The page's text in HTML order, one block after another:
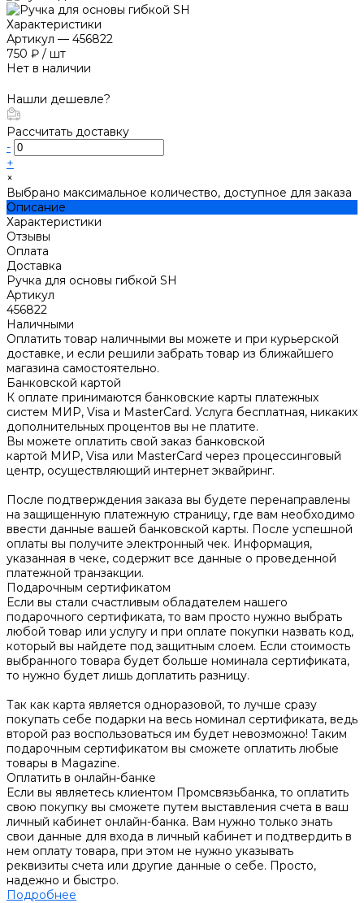
Характеристики
Артикул — 456822
750 ₽ / шт
Нет в наличии
Нашли дешевле?
Рассчитать доставку
-
+
×
Выбрано максимальное количество, доступное для заказа
Описание
Характеристики
Отзывы
Оплата
Доставка
Ручка для основы гибкой SH
Артикул
456822
Наличными
Оплатить товар наличными вы можете и при курьерской
доставке, и если решили забрать товар из ближайшего
магазина самостоятельно.
Банковской картой
К оплате принимаются банковские карты платежных
систем МИР, Visa и MasterCard. Услуга бесплатная, никаких
дополнительных процентов вы не платите.
Вы можете оплатить свой заказ банковской
картой МИР, Visa или MasterCard через процессинговый
центр, осуществляющий интернет эквайринг.
После подтверждения заказа вы будете перенаправлены
на защищенную платежную страницу, где вам необходимо
ввести данные вашей банковской карты. После успешной
оплаты вы получите электронный чек. Информация,
указанная в чеке, содержит все данные о проведенной
платежной транзакции.
Подарочным сертификатом
Если вы стали счастливым обладателем нашего
подарочного сертификата, то вам просто нужно выбрать
любой товар или услугу и при оплате покупки назвать код,
который вы найдете под защитным слоем. Если стоимость
выбранного товара будет больше номинала сертификата,
то нужно будет лишь доплатить разницу.
Так как карта является одноразовой, то лучше сразу
покупать себе подарки на весь номинал сертификата, ведь
второй раз воспользоваться им будет невозможно! Таким
подарочным сертификатом вы сможете оплатить любые
товары в Magazine.
Оплатить в онлайн-банке
Если вы являетесь клиентом Промсвязьбанка, то оплатить
свою покупку вы сможете путем выставления счета в ваш
личный кабинет онлайн-банка. Вам нужно только знать
свои данные для входа в личный кабинет и подтвердить в
нем оплату товара, при этом не нужно указывать
реквизиты счета или другие данные о себе. Просто,
надежно и быстро.
Подробнее